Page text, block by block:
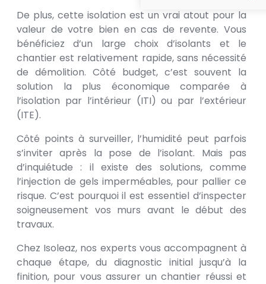
De plus, cette isolation est un vrai atout pour la
valeur de votre bien en cas de revente. Vous
bénéficiez d’un large choix d’isolants et le
chantier est relativement rapide, sans nécessité
de démolition. Côté budget, c’est souvent la
solution la plus économique comparée à
l’isolation par l’intérieur (ITI) ou par l’extérieur
(ITE).
Côté points à surveiller, l’humidité peut parfois
s’inviter après la pose de l’isolant. Mais pas
d’inquiétude : il existe des solutions, comme
l’injection de gels imperméables, pour pallier ce
risque. C’est pourquoi il est essentiel d’inspecter
soigneusement vos murs avant le début des
travaux.
Chez Isoleaz, nos experts vous accompagnent à
chaque étape, du diagnostic initial jusqu’à la
finition, pour vous assurer un chantier réussi et